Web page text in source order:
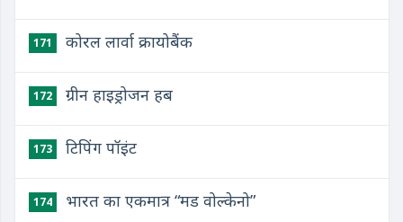
171 कोरल लार्वा क्रायोबैंक
172 ग्रीन हाइड्रोजन हब
173 टिपिंग पॉइंट
174 भारत का एकमात्र “मड वोल्केनो”